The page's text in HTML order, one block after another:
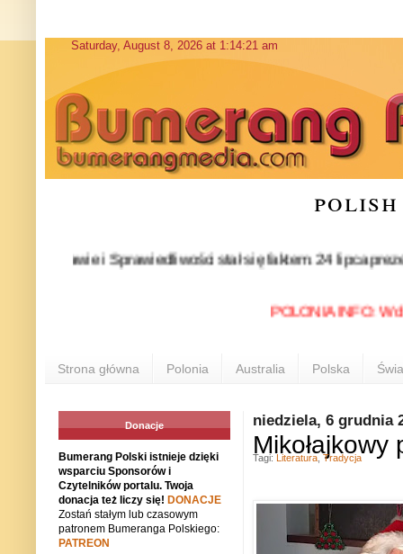
w Prawie i Sprawiedliwości stał się faktem. 24 lipca prezes
POLONIA INFO: W
Strona główna Polonia Australia Polska
niedziela, 6 grudnia
Tagi: Literatura Tradycja
Donacje
Bumerang Polski istnieje dzięki
wsparciu Sponsorów i
Czytelników portalu. Twoja
donacja też liczy się! DONACJE
Zostań stałym lub czasowym
patronem Bumeranga Polskiego:
PATREON